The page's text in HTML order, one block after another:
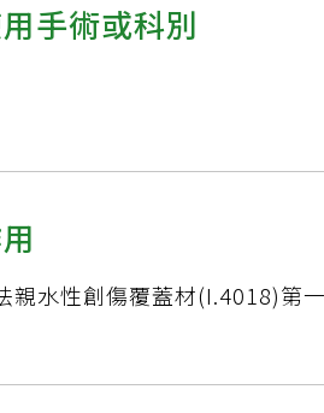
手術或科別
親水性創傷覆蓋材(I.4018)第